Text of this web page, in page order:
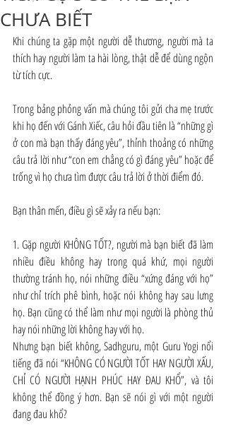
CHƯA BIẾT
Khi chúng ta gặp một người dễ thương, người mà ta
thích hay người làm ta hài lòng, thật dễ để dùng ngộn
từ tích cực.
Trong bảng phỏng vấn mà chúng tôi gửi cha mẹ trước
khi họ đến với Gánh Xiếc, câu hỏi đầu tiên là “những gì
ở con mà bạn thấy đáng yêu”, thỉnh thoảng có những
câu trả lời như “con em chẳng có gì đáng yêu” hoặc để
trống vì họ chưa tìm được câu trả lời ở thời điểm đó.
Bạn thân mến, điều gì sẽ xảy ra nếu bạn:
1. Gặp người KHÔNG TỐT?, người mà bạn biết đã làm
nhiều điều không hay trong quá khứ, mọi người
thường tránh họ, nói những điều “xứng đáng với họ”
như chỉ trích phê bình, hoặc nói không hay sau lưng
họ. Bạn cũng có thể làm như mọi người là phòng thủ
hay nói những lời không hay với họ.
Nhưng bạn biết không, Sadhguru, một Guru Yogi nổi
tiếng đã nói “KHÔNG CÓ NGƯỜI TỐT HAY NGƯỜI XẤU,
CHỈ CÓ NGƯỜI HẠNH PHÚC HAY ĐAU KHỔ”, và tôi
không thể đồng ý hơn. Bạn sẽ nói gì với một người
đang đau khổ?